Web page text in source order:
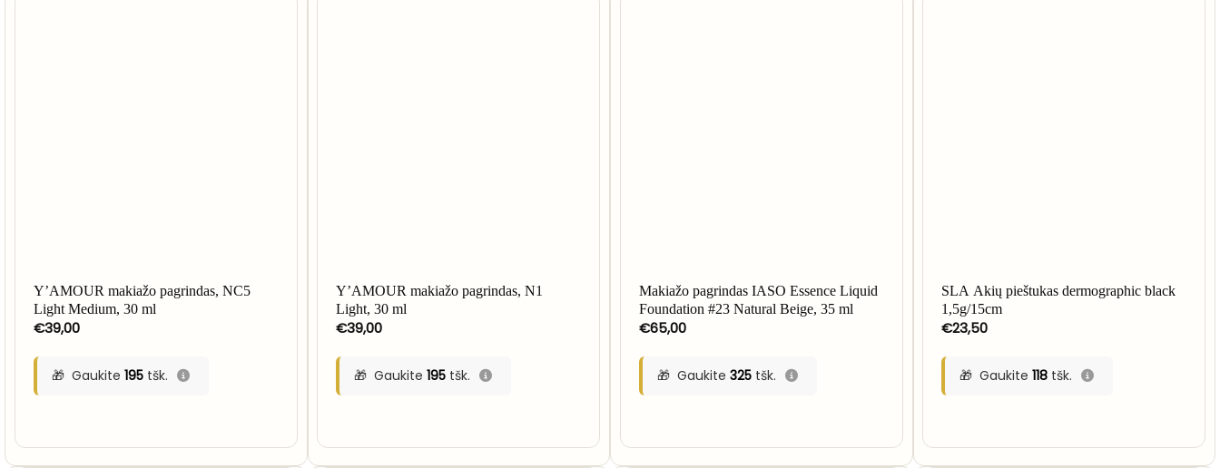
Y’AMOUR makiažo pagrindas, NC5
Light Medium, 30 ml
€39,00
Gaukite 195tšk.
Y’AMOUR makiažo pagrindas, N1
Light, 30 ml
€39,00
Gaukite195 tšk.
Makiažo pagrindas IASO Essence Liquid
Foundation #23 Natural Beige, 35 ml
€65,00
Gaukite 325tšk.
SLA Akių pieštukas dermographic black
1,5g/15cm
€23,50
Gaukite118 tšk.